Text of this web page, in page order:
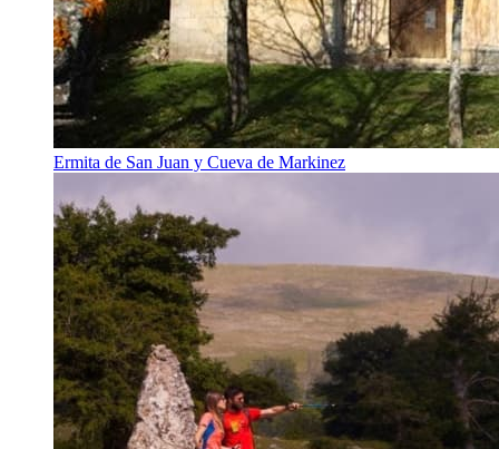
Ermita de San Juan y Cueva de Markinez